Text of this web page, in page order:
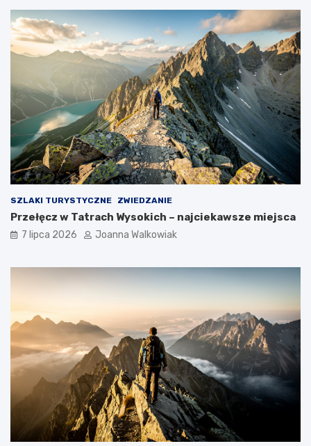
SZLAKI TURYSTYCZNE ZWIEDZANIE
Przełęcz w Tatrach Wysokich – najciekawsze miejsca
7 lipca 2026 Joanna Walkowiak